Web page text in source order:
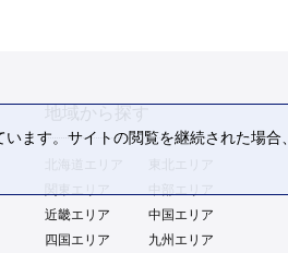
地域から探す
近畿エリア
中国エリア
四国エリア
九州エリア
ます。サイトの閲覧を継続された場